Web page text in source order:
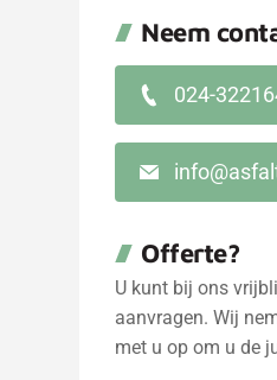
Neem
024-
Offerte?
U kunt bij ons
aanvragen. Wij
met u op om u de